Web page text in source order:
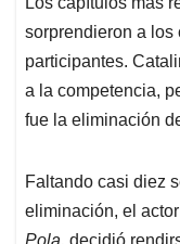
s
A
p
p
b
o
o
k
e
d
I
n
sorprendieron a los
participantes.
a la competencia,
fue la eliminación
Faltando casi diez
eliminación, el